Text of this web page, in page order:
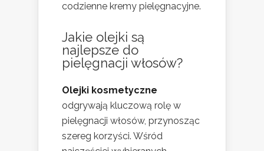
codzienne kremy pielęgnacyjne.
Jakie olejki są
najlepsze do
pielęgnacji włosów?
Olejki kosmetyczne
odgrywają kluczową rolę w
pielęgnacji włosów, przynosząc
szereg korzyści. Wśród